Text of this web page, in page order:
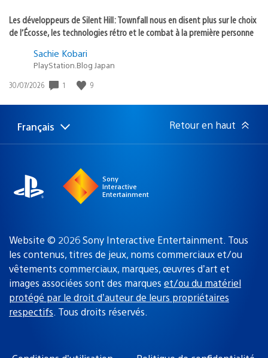
Les développeurs de Silent Hill: Townfall nous en disent plus sur le choix
de l’Écosse, les technologies rétro et le combat à la première personne
Sachie Kobari
PlayStation.Blog Japan
Date
publication
30/07/2026 1 9
Choisir
Région
Français Retour en haut
Sony
Interactive
Entertainment
Website © 2026 Sony Interactive Entertainment. Tous
les contenus, titres de jeux, noms commerciaux et/ou
vêtements commerciaux, marques, œuvres d’art et
images associées sont des marques et/ou du matériel
protégé par le droit d’auteur de leurs propriétaires
respectifs. Tous droits réservés.